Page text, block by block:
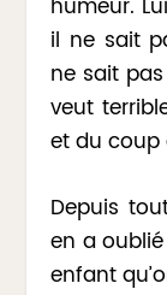
humeur.
il ne sait
ne sait
veut
et du coup
Depuis
en a
enfant